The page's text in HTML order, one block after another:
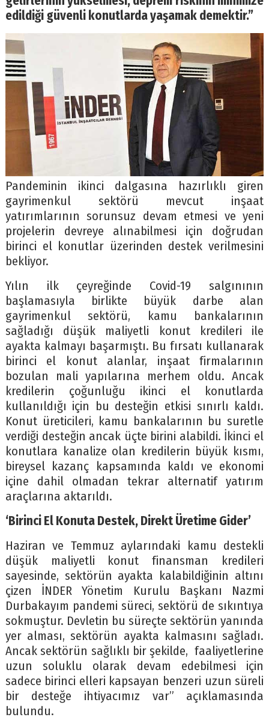
edildiği güvenli konutlarda yaşamak demektir.”
Pandeminin ikinci dalgasına hazırlıklı giren
gayrimenkul sektörü mevcut inşaat
yatırımlarının sorunsuz devam etmesi ve yeni
projelerin devreye alınabilmesi için doğrudan
birinci el konutlar üzerinden destek verilmesini
bekliyor.
Yılın ilk çeyreğinde Covid-19 salgınının
başlamasıyla birlikte büyük darbe alan
gayrimenkul sektörü, kamu bankalarının
sağladığı düşük maliyetli konut kredileri ile
ayakta kalmayı başarmıştı. Bu fırsatı kullanarak
birinci el konut alanlar, inşaat firmalarının
bozulan mali yapılarına merhem oldu. Ancak
kredilerin çoğunluğu ikinci el konutlarda
kullanıldığı için bu desteğin etkisi sınırlı kaldı.
Konut üreticileri, kamu bankalarının bu suretle
verdiği desteğin ancak üçte birini alabildi. İkinci el
konutlara kanalize olan kredilerin büyük kısmı,
bireysel kazanç kapsamında kaldı ve ekonomi
içine dahil olmadan tekrar alternatif yatırım
araçlarına aktarıldı.
‘Birinci El Konuta Destek, Direkt Üretime Gider’
Haziran ve Temmuz aylarındaki kamu destekli
düşük maliyetli konut finansman kredileri
sayesinde, sektörün ayakta kalabildiğinin altını
çizen İNDER Yönetim Kurulu Başkanı Nazmi
Durbakayım pandemi süreci, sektörü de sıkıntıya
sokmuştur. Devletin bu süreçte sektörün yanında
yer alması, sektörün ayakta kalmasını sağladı.
Ancak sektörün sağlıklı bir şekilde, faaliyetlerine
uzun soluklu olarak devam edebilmesi için
sadece birinci elleri kapsayan benzeri uzun süreli
bir desteğe ihtiyacımız var” açıklamasında
bulundu.